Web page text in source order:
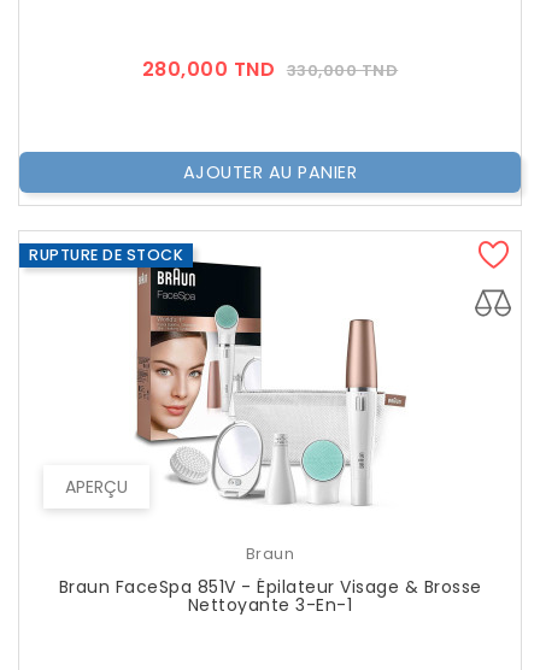
280,000 TND Prix
330,000 TNDPrix
AJOUTER AU PANIER
APERÇU
RUPTURE DE STOCK
Braun
Braun FaceSpa 851V - Épilateur Visage & Brosse
Nettoyante 3-En-1